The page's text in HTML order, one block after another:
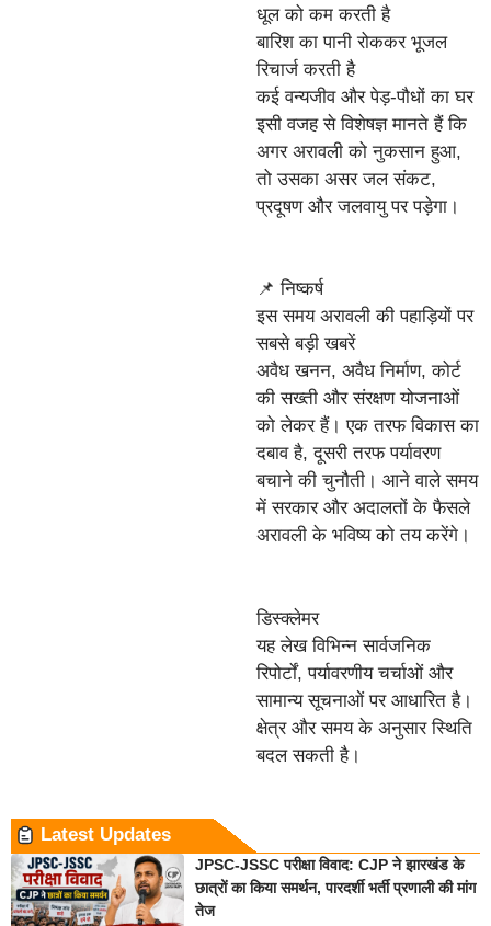
धूल को कम करती है
बारिश का पानी रोककर भूजल
रिचार्ज करती है
कई वन्यजीव और पेड़-पौधों का घर
इसी वजह से विशेषज्ञ मानते हैं कि
अगर अरावली को नुकसान हुआ,
तो उसका असर जल संकट,
प्रदूषण और जलवायु पर पड़ेगा।
📌 निष्कर्ष
इस समय अरावली की पहाड़ियों पर
सबसे बड़ी खबरें
अवैध खनन, अवैध निर्माण, कोर्ट
की सख्ती और संरक्षण योजनाओं
को लेकर हैं। एक तरफ विकास का
दबाव है, दूसरी तरफ पर्यावरण
बचाने की चुनौती। आने वाले समय
में सरकार और अदालतों के फैसले
अरावली के भविष्य को तय करेंगे।
डिस्क्लेमर
यह लेख विभिन्न सार्वजनिक
रिपोर्टों, पर्यावरणीय चर्चाओं और
सामान्य सूचनाओं पर आधारित है।
क्षेत्र और समय के अनुसार स्थिति
बदल सकती है।
Latest Updates
JPSC-JSSC परीक्षा विवाद: CJP ने झारखंड के
छात्रों का किया समर्थन, पारदर्शी भर्ती प्रणाली की मांग
तेज